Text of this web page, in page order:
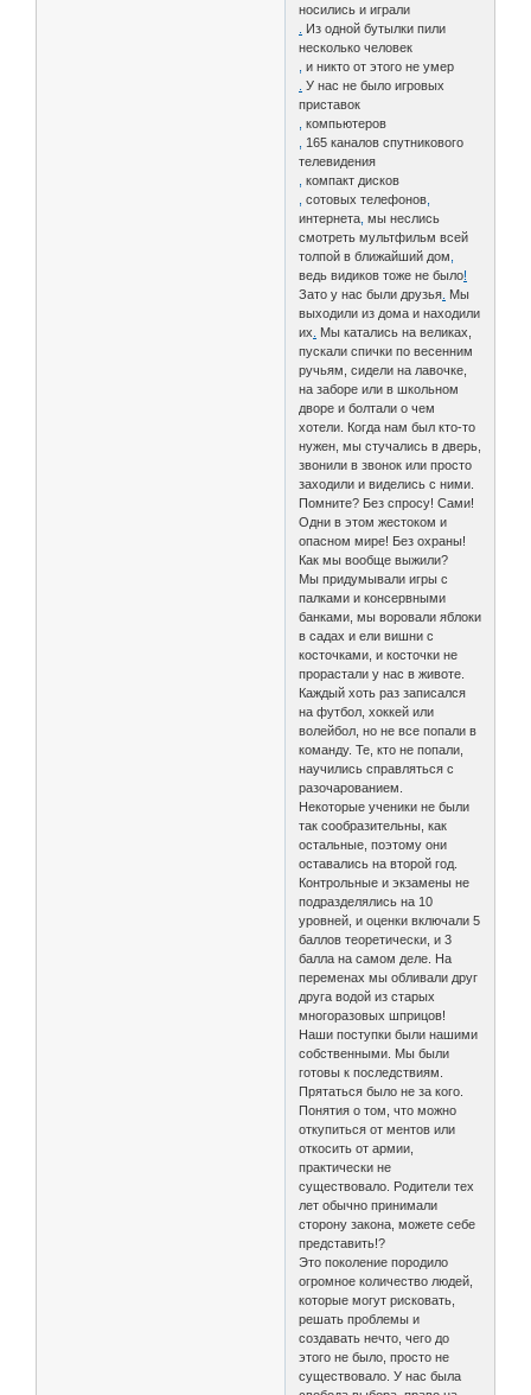
носились и играли
Из одной бутылки пили
несколько человек
и никто от этого не умер
У нас не было игровых
приставок
компьютеров
165 каналов спутникового
телевидения
компакт дисков
сотовых телефонов
интернета мы неслись
смотреть мультфильм всей
толпой в ближайший дом
ведь видиков тоже не было!
Зато у нас были друзья Мы
выходили из дома и находили
их
Мы катались на великах,
пускали спички по весенним
ручьям, сидели на лавочке,
на заборе или в школьном
дворе и болтали о чем
хотели. Когда нам был кто-то
нужен, мы стучались в дверь,
звонили в звонок или просто
заходили и виделись с ними.
Помните? Без спросу! Сами!
Одни в этом жестоком и
опасном мире! Без охраны!
Как мы вообще выжили?
Мы придумывали игры с
палками и консервными
банками, мы воровали яблоки
в садах и ели вишни с
косточками, и косточки не
прорастали у нас в животе.
Каждый хоть раз записался
на футбол, хоккей или
волейбол, но не все попали в
команду. Те, кто не попали,
научились справляться с
разочарованием.
Некоторые ученики не были
так сообразительны, как
остальные, поэтому они
оставались на второй год.
Контрольные и экзамены не
подразделялись на 10
уровней, и оценки включали 5
баллов теоретически, и 3
балла на самом деле. На
переменах мы обливали друг
друга водой из старых
многоразовых шприцов!
Наши поступки были нашими
собственными. Мы были
готовы к последствиям.
Прятаться было не за кого.
Понятия о том, что можно
откупиться от ментов или
откосить от армии,
практически не
существовало. Родители тех
лет обычно принимали
сторону закона, можете себе
представить!?
Это поколение породило
огромное количество людей,
которые могут рисковать,
решать проблемы и
создавать нечто, чего до
этого не было, просто не
существовало. У нас была